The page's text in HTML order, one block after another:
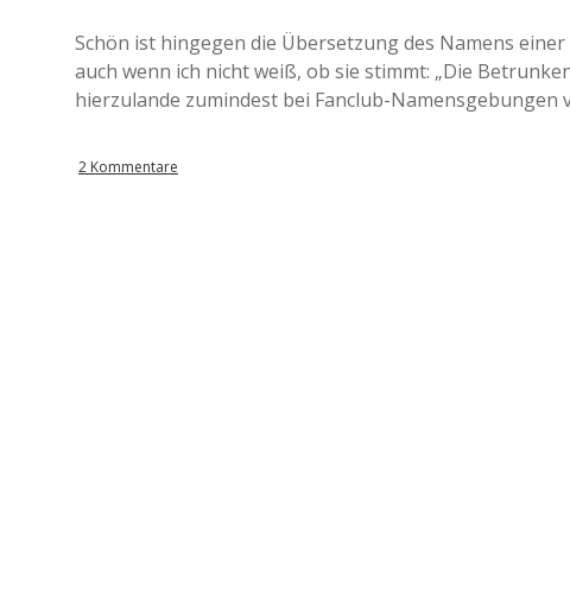
Schön ist hingegen die Übersetzung des Namens
auch wenn ich nicht weiß, ob sie stimmt: „Die
hierzulande zumindest bei Fanclub-Namensgebungen
2 Kommentare